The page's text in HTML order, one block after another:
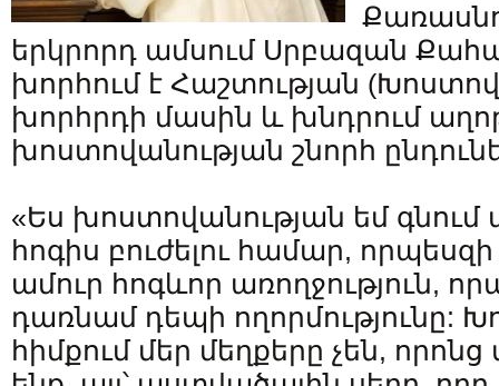
երկրորդ ամսում Սրբազան
խորհում է Հաշտության
խորհրդի մասին և խնդրում
խոստովանության շնորհ
«Ես խոստովանության եմ գնում
հոգիս բուժելու համար,
ամուր հոգևոր առողջություն,
դառնամ դեպի ողորմությունը:
հիմքում մեր մեղքերը չեն,